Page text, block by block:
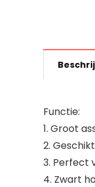
Functie:
1. Groot
2.
3. Perfect
4. Zwart